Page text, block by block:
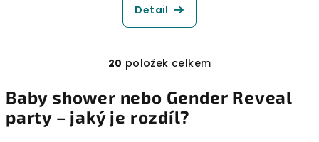
Detail
O
l
á
20 položek celkem
Baby shower nebo Gender Reveal
party – jaký je rozdíl?